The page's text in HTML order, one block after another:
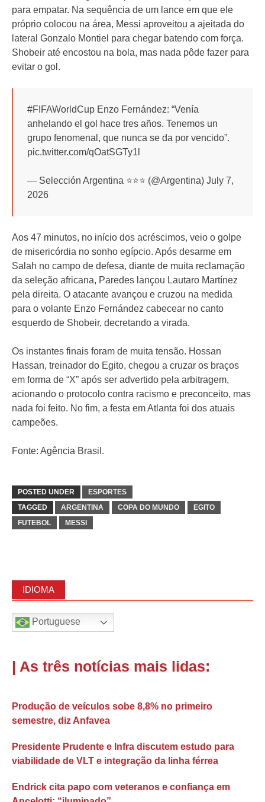
para empatar. Na sequência de um lance em que ele
próprio colocou na área, Messi aproveitou a ajeitada do
lateral Gonzalo Montiel para chegar batendo com força.
Shobeir até encostou na bola, mas nada pôde fazer para
evitar o gol.
#FIFAWorldCup Enzo Fernández: “Venía
anhelando el gol hace tres años. Tenemos un
grupo fenomenal, que nunca se da por vencido”.
pic.twitter.com/qOatSGTy1l
— Selección Argentina ⭐⭐⭐ (@Argentina) July 7,
2026
Aos 47 minutos, no início dos acréscimos, veio o golpe
de misericórdia no sonho egípcio. Após desarme em
Salah no campo de defesa, diante de muita reclamação
da seleção africana, Paredes lançou Lautaro Martínez
pela direita. O atacante avançou e cruzou na medida
para o volante Enzo Fernández cabecear no canto
esquerdo de Shobeir, decretando a virada.
Os instantes finais foram de muita tensão. Hossan
Hassan, treinador do Egito, chegou a cruzar os braços
em forma de “X” após ser advertido pela arbitragem,
acionando o protocolo contra racismo e preconceito, mas
nada foi feito. No fim, a festa em Atlanta foi dos atuais
campeões.
Fonte: Agência Brasil.
POSTED UNDER
ESPORTES
TAGGED
ARGENTINA COPA DO MUNDO
EGITO
FUTEBOL
MESSI
IDIOMA
Portuguese
| As três notícias mais lidas:
Produção de veículos sobe 8,8% no primeiro
semestre, diz Anfavea
Presidente Prudente e Infra discutem estudo para
viabilidade de VLT e integração da linha férrea
Endrick cita papo com veteranos e confiança em